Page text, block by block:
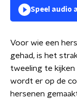
Speel audio
Voor wie een
gehad, is het
tweeling te kijken
wordt er op de
hersenen